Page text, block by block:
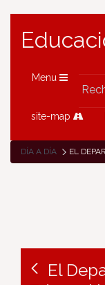
Menu
site-map
DÍA A DÍA EL DEPARTAMENTO DE EDUCACIÓN CONTINUARÁ EN EL CURSO 2024-2025
El